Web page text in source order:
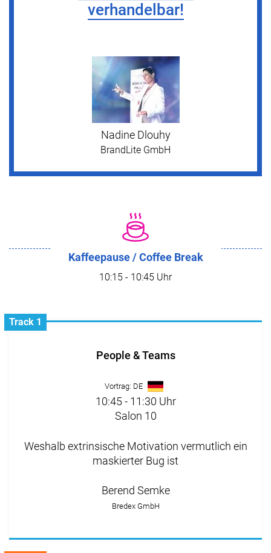
verhandelbar!
Nadine Dlouhy
BrandLite GmbH
Kaffeepause / Coffee Break
10:15 - 10:45 Uhr
People & Teams
Vortrag: DE
10:45 - 11:30 Uhr
Salon 10
Weshalb extrinsische Motivation vermutlich ein
maskierter Bug ist
Berend Semke
Bredex GmbH
Track 1